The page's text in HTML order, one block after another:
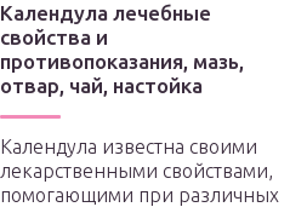
Календула лечебные
свойства и
противопоказания, мазь,
отвар, чай, настойка
Календула известна своими
лекарственными свойствами,
помогающими при различных